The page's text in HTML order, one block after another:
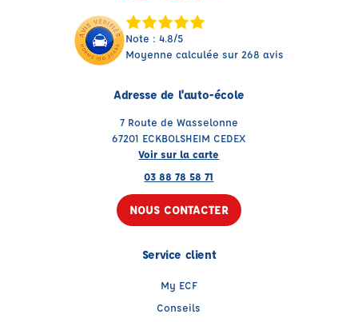
Note : 4.8/5
Moyenne calculée sur 268 avis
Adresse de l'auto-école
7 Route de Wasselonne
67201 ECKBOLSHEIM CEDEX
Voir sur la carte
03 88 78 58 71
NOUS CONTACTER
Service client
My ECF
Conseils